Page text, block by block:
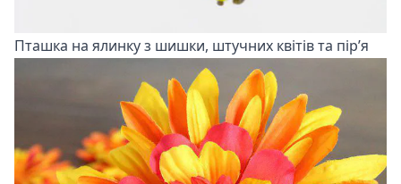
Пташка на ялинку з шишки, штучних квітів та пір’я